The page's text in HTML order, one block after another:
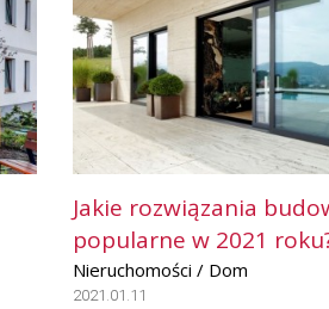
Jakie rozwiązania
popularne w 2021
Nieruchomości / Dom
2021.01.11